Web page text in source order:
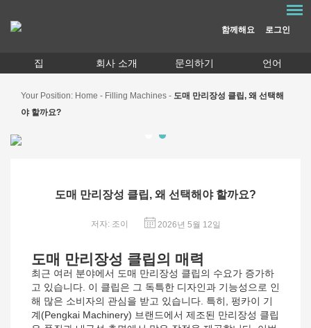
함께해요 로그인
집 회사 소개 문의하기 언어
Your Position: Home - Filling Machines - 도매 만리장성 클립, 왜 선택해
야 할까요?
도매 만리장성 클립, 왜 선택해야 할까요?
저자: 조이 2026년 5월 12일
도매 만리장성 클립의 매력
최근 여러 분야에서 도매 만리장성 클립의 수요가 증가하
고 있습니다. 이 클립은 그 독특한 디자인과 기능성으로 인
해 많은 소비자의 관심을 받고 있습니다. 특히, 펑카이 기
계(Pengkai Machinery) 브랜드에서 제조된 만리장성 클립